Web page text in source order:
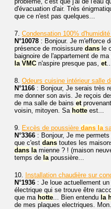
d'évacuation d'air. Très
que ce n'est pas quelques...
7. Condensation 100%
N°10078 : Bonjour. Je m'efforce
présence de moisissure dans le
baignoire de l'appartement de
la VMC n'aspire presque pas, et
8. Odeurs cuisine intérieur salle
N°1166 : Bonjour, Je serais très
me donner son avis. Je reçois
de ma salle de bains et
voisin, mitoyen. Sa hotte est...
9. Excès de poussière dans la
N°3366 : Bonjour, Je me
que c'est dans toutes les
dans lamienne ? ! (maison
temps de lapoussière...
10. Installation chaudière sur
N°1936 : Je loue actuellement
électrique qui se trouve être
que ma hotte... Bien entendu la
de mes plaques electriques.